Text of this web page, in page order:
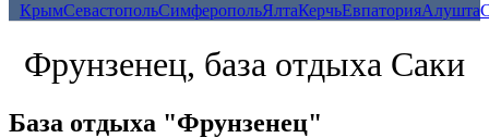
КрымСевастопольСимферопольЯлтаКерчьЕвпаторияАлушта
Фрунзенец, база отдыха Саки
База отдыха "Фрунзенец"